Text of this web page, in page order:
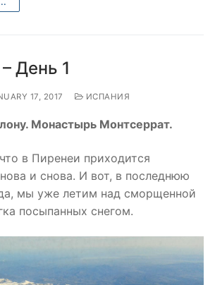
День 1
17, 2017 ИСПАНИЯ
Монастырь Монтсеррат.
в Пиренеи приходится
и снова. И вот, в последнюю
мы уже летим над сморщенной
посыпанных снегом.